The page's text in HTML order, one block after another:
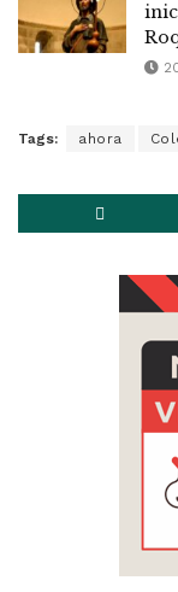
Tags: ahora